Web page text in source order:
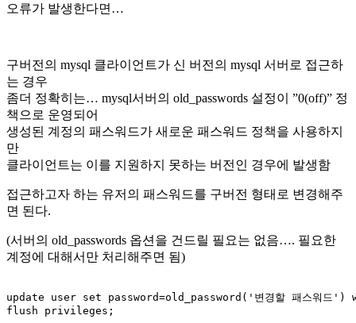
오류가 발생한다면…
구버전의 mysql 클라이언트가 신 버전의 mysql 서버로 접근하
는 경우
좀더 정확히는… mysql서버의 old_passwords 설정이 ”0(off)” 정
책으로 운영되어
생성된 계정의 패스워드가 새로운 패스워드 정책을 사용하지
만
클라이언트는 이를 지원하지 못하는 버전인 경우에 발생함
접근하고자 하는 유저의 패스워드를 구버전 형태로 변경해주
면 된다.
(서버의 old_passwords 옵션을 건드릴 필요는 없음…. 필요한
계정에 대해서만 처리해주면 됨)
update user set password=old_password('변경할 패스워드')
flush privileges;